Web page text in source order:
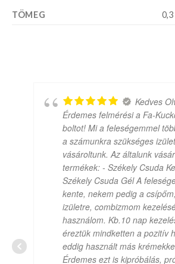
TÖMEG 0,3
Kedves
Érdemes felmérési a Fa-
boltot! Mi a feleségemmel
a számunkra szükséges
vásároltunk. Az általunk
termékek: - Székely Csuda
Székely Csuda Gél A
kente, nekem pedig a
izületre, combizmom
használom. Kb.10 nap
éreztük mindketten a pozitív
eddig használt más
Érdemes ezt is kipróbálás,